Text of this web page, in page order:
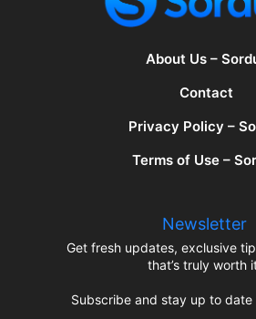
About Us –
Contact
Privacy Policy –
Terms of Use –
Newsletter
Get fresh updates, exclusive
that’s truly worth
Subscribe and stay up to